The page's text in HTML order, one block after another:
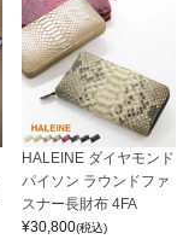
HALEINE ダイヤモンド
パイソン ラウンドファ
スナー長財布 4FA
¥30,800(税込)